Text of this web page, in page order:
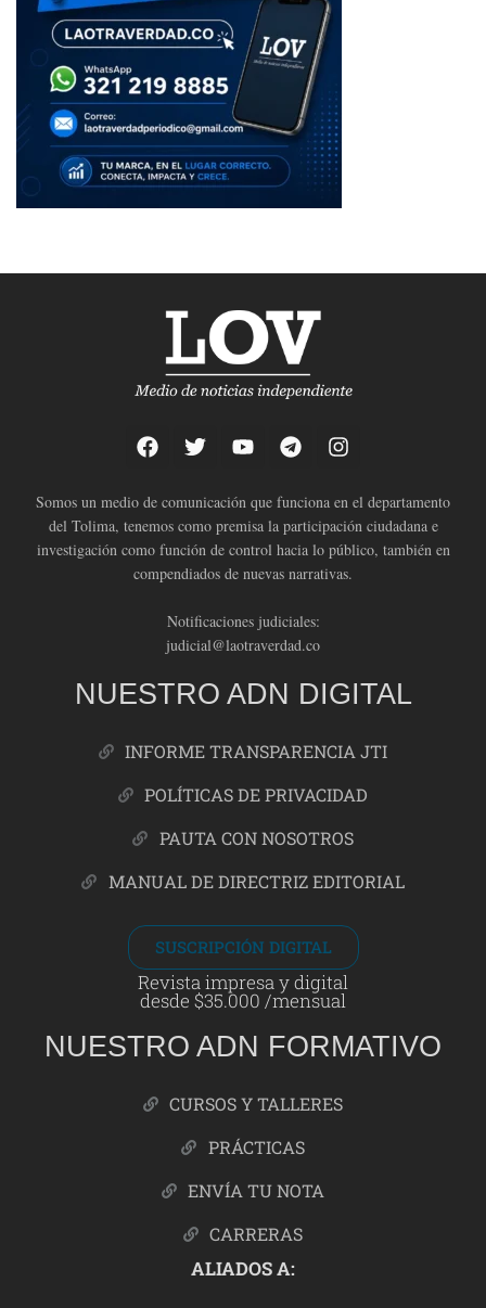
Somos un medio de comunicación que funciona en el departamento
del Tolima, tenemos como premisa la participación ciudadana e
investigación como función de control hacia lo público, también en
compendiados de nuevas narrativas.
Notificaciones judiciales:
judicial@laotraverdad.co
NUESTRO ADN DIGITAL
INFORME TRANSPARENCIA JTI
POLÍTICAS DE PRIVACIDAD
PAUTA CON NOSOTROS
MANUAL DE DIRECTRIZ EDITORIAL
SUSCRIPCIÓN DIGITAL
Revista impresa y digital
desde $35.000 /mensual
NUESTRO ADN FORMATIVO
CURSOS Y TALLERES
PRÁCTICAS
ENVÍA TU NOTA
CARRERAS
ALIADOS A: